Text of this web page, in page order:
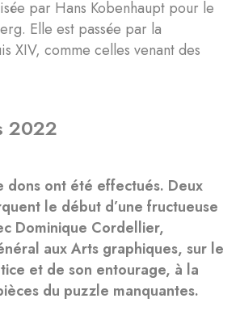
par Hans Kobenhaupt pour le
Elle est passée par la
XIV, comme celles venant des
2022
dons ont été effectués. Deux
le début d’une fructueuse
Dominique Cordellier,
aux Arts graphiques, sur le
et de son entourage, à la
du puzzle manquantes.